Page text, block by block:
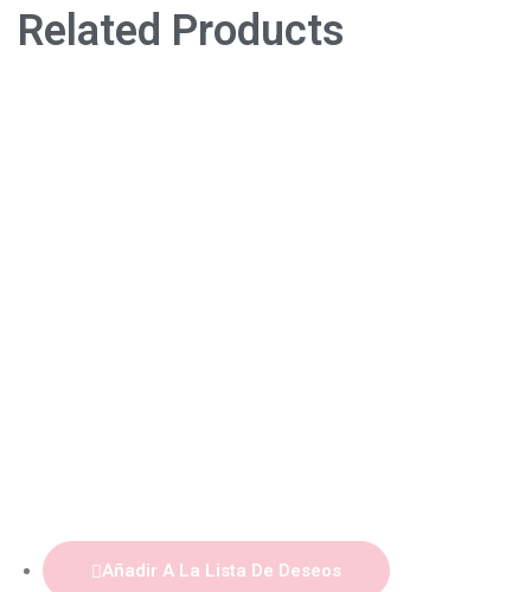
Related Products
Añadir A La Lista De Deseos